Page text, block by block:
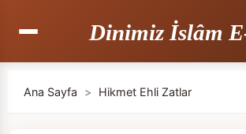
Dinimiz İslâm
Ana Sayfa > Hikmet Ehli Zatlar